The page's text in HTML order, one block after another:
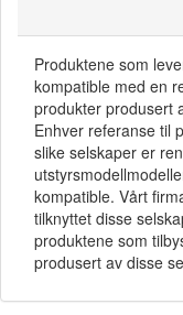
Produktene som
kompatible med en
produkter produsert
Enhver referanse til
slike selskaper er
kompatible. Vårt
tilknyttet disse
produktene som
produsert av disse